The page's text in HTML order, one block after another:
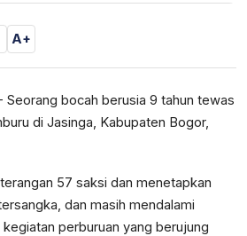
A+
Seorang bocah berusia 9 tahun tewas
di Jasinga, Kabupaten Bogor,
57 saksi dan menetapkan
dan masih mendalami
perburuan yang berujung